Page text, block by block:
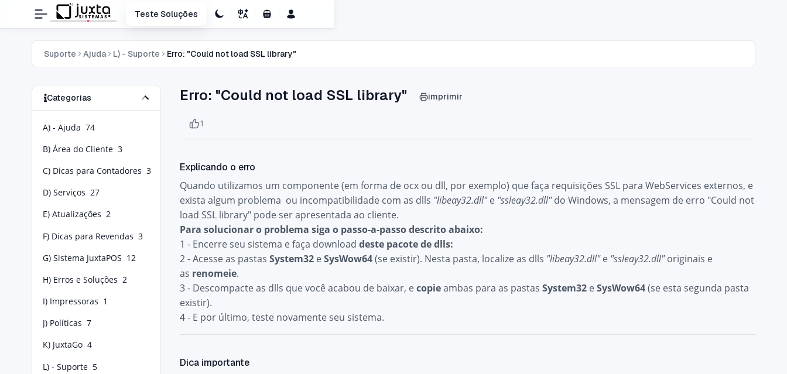
Teste Soluções
Carrinho de Compras
Suporte Ajuda L) - Suporte Erro: "Could not load SSL library"
Categorias
A) - Ajuda 74
B) Área do Cliente 3
C) Dicas para Contadores 3
D) Serviços 27
E) Atualizações 2
F) Dicas para Revendas 3
G) Sistema JuxtaPOS 12
H) Erros e Soluções 2
I) Impressoras 1
J) Políticas 7
K) JuxtaGo 4
L) - Suporte 5
Erro: "Could not load SSL library" imprimir
1
Explicando o erro
Quando utilizamos um componente (em forma de ocx ou dll, por exemplo) que faça requisições SSL para WebServices externos, e
exista algum problema ou incompatibilidade com as dlls "libeay32.dll"e "ssleay32.dll"do Windows, a mensagem de erro "Could not
load SSL library" pode ser apresentada ao cliente.
Para solucionar o problema siga o passo-a-passo descrito abaixo:
1 - Encerre seu sistema e faça downloaddeste pacote de dlls:
2 - Acesse as pastasSystem32 eSysWow64(se existir). Nesta pasta, localize as dlls "libeay32.dll"e "ssleay32.dll"originais e
as renomeie.
3 - Descompacte as dlls que você acabou de baixar, ecopieambas para as pastasSystem32 eSysWow64(se esta segunda pasta
existir).
4 - E por último, teste novamente seu sistema.
Dica importante